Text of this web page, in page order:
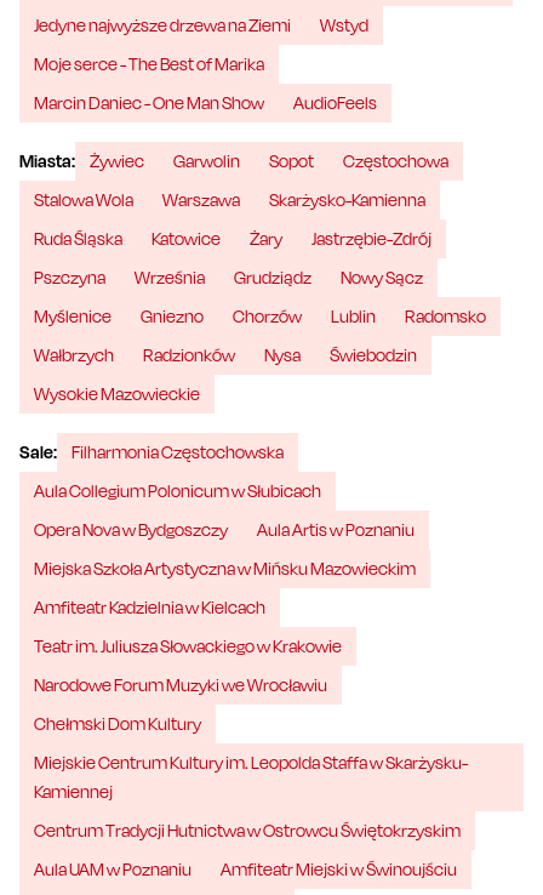
Jedyne najwyższe drzewa na Ziemi
Wstyd
Moje serce - The Best of Marika
Marcin Daniec - One Man Show
AudioFeels
Miasta: Żywiec Garwolin Sopot
Częstochowa
Stalowa Wola
Warszawa
Skarżysko-Kamienna
Ruda Śląska
Katowice Żary
Jastrzębie-Zdrój
Pszczyna
Września Grudziądz
Nowy Sącz
Myślenice
Gniezno Chorzów Lublin
Radomsko
Wałbrzych
Radzionków Nysa
Świebodzin
Wysokie Mazowieckie
Sale:
Filharmonia Częstochowska
Aula Collegium Polonicum w Słubicach
Opera Nova w Bydgoszczy
Aula Artis w Poznaniu
Miejska Szkoła Artystyczna w Mińsku Mazowieckim
Amfiteatr Kadzielnia w Kielcach
Teatr im. Juliusza Słowackiego w Krakowie
Narodowe Forum Muzyki we Wrocławiu
Chełmski Dom Kultury
Miejskie Centrum Kultury im. Leopolda Staffa w Skarżysku-
Kamiennej
Centrum Tradycji Hutnictwa w Ostrowcu Świętokrzyskim
Aula UAM w Poznaniu
Amfiteatr Miejski w Świnoujściu